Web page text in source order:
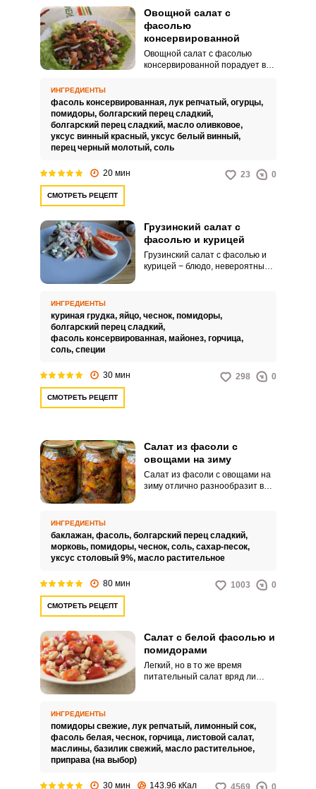
посуду с толстым дном для
тушения, она лучше
распределяет тепло и
уменьшает риск пригорания
продуктов.Не берите для
готовки посуду, которая сделана
содержащиеся в овощах.
Овощной салат с
фасолью
консервированной
Овощной салат с фасолью
консервированной порадует вас
подачей. Готовится он за
считанные минуты.
ИНГРЕДИЕНТЫ
фасоль консервированная, лук репчатый, огурцы,
помидоры, болгарский перец сладкий,
болгарский перец сладкий, масло оливковое,
уксус винный красный, уксус белый винный,
перец черный молотый, соль
20 мин 23 0
СМОТРЕТЬ РЕЦЕПТ
Грузинский салат с
фасолью и курицей
Грузинский салат с фасолью и
курицей − блюдо, невероятный,
особенно новогоднего стола!
Ингредиенты салата настолько
идеально сочетаются, что
приведут в восторг абсолютно
приготовлению:Нарезайте
ускорить сборку салата −
отварите курицу заранее и вам
останется все ингредиенты
нарезать и перемешать, что
займёт всего 10-15 минут.
ИНГРЕДИЕНТЫ
куриная грудка, яйцо, чеснок, помидоры,
болгарский перец сладкий,
фасоль консервированная, майонез, горчица,
соль, специи
30 мин 298 0
СМОТРЕТЬ РЕЦЕПТ
Салат из фасоли с
овощами на зиму
Салат из фасоли с овощами на
зиму отлично разнообразит ваш
использовать в приготовлении
других блюд.
ИНГРЕДИЕНТЫ
баклажан, фасоль, болгарский перец сладкий,
морковь, помидоры, чеснок, соль, сахар-песок,
уксус столовый 9%, масло растительное
80 мин 1003 0
СМОТРЕТЬ РЕЦЕПТ
Салат с белой фасолью и
помидорами
Легкий, но в то же время
питательный салат вряд ли
питания. Огромное количество
полезных микроэлементов и
витаминов – далеко не
единственное достоинство
ИНГРЕДИЕНТЫ
помидоры свежие, лук репчатый, лимонный сок,
фасоль белая, чеснок, горчица, листовой салат,
маслины, базилик свежий, масло растительное,
приправа (на выбор)
30 мин 143.96 кКал 4569 0